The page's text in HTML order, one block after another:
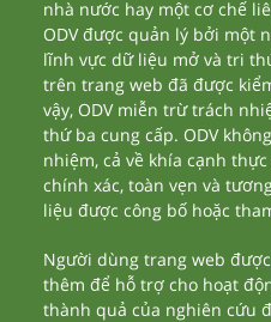
nhà nước hay một cơ chế
ODV được quản lý bởi một
lĩnh vực dữ liệu mở và tri
trên trang web đã được
vậy, ODV miễn trừ trách
thứ ba cung cấp. ODV
nhiệm, cả về khía cạnh
chính xác, toàn vẹn và
liệu được công bố hoặc
Người dùng trang web
thêm để hỗ trợ cho hoạt
thành quả của nghiên cứu